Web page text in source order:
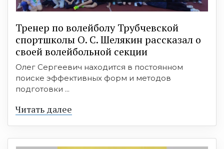
Тренер по волейболу Трубчевской
спортшколы О. С. Шелякин рассказал о
своей волейбольной секции
Олег Сергеевич находится в постоянном
поиске эффективных форм и методов
подготовки ...
Читать далее